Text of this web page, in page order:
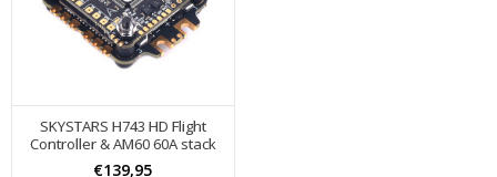
SKYSTARS H743 HD Flight
Controller & AM60 60A stack
€139,95